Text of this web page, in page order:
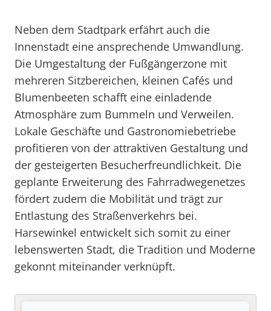
Neben dem Stadtpark erfährt auch die
Innenstadt eine ansprechende Umwandlung.
Die Umgestaltung der Fußgängerzone mit
mehreren Sitzbereichen, kleinen Cafés und
Blumenbeeten schafft eine einladende
Atmosphäre zum Bummeln und Verweilen.
Lokale Geschäfte und Gastronomiebetriebe
profitieren von der attraktiven Gestaltung und
der gesteigerten Besucherfreundlichkeit. Die
geplante Erweiterung des Fahrradwegenetzes
fördert zudem die Mobilität und trägt zur
Entlastung des Straßenverkehrs bei.
Harsewinkel entwickelt sich somit zu einer
lebenswerten Stadt, die Tradition und Moderne
gekonnt miteinander verknüpft.